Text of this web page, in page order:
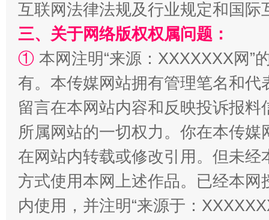
站台名比不上好声名
漫山遍野的桃花与雪山、麦地、白藏房 除
互联网法律法规及行业规定和国
三、关于网络版权权属问题：
① 本网注明“来源：XXXXXXX网”
有。本传媒网站拥有管理笔名和
留言在本网站内容和反映投诉报
所属网站的一切权力。你在本传
在网站内转载或修改引用。但未
方式使用本网上述作品。已经本
内使用，并注明“来源于：